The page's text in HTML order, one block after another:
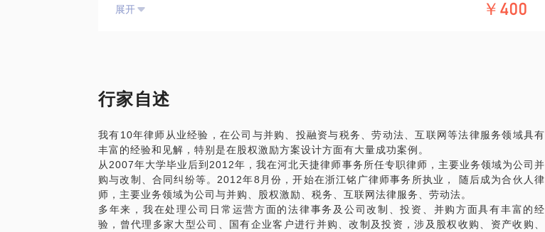
激励股权的变更、终止的设计应注意哪些问题？
展开 ￥400
行家自述
我有10年律师从业经验，在公司与并购、投融资与税务、劳动法、互联网等法律服务领域具有
丰富的经验和见解，特别是在股权激励方案设计方面有大量成功案例。
从2007年大学毕业后到2012年，我在河北天捷律师事务所任专职律师，主要业务领域为公司并
购与改制、合同纠纷等。2012年8月份，开始在浙江铭广律师事务所执业， 随后成为合伙人律
师，主要业务领域为公司与并购、股权激励、税务、互联网法律服务、劳动法。
多年来，我在处理公司日常运营方面的法律事务及公司改制、投资、并购方面具有丰富的经
验，曾代理多家大型公司、国有企业客户进行并购、改制及投资，涉及股权收购、资产收购、